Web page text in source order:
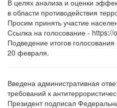
В целях анализа и оценки
в области противодействия
Просим принять участие
Ссылка на голосование -
Подведение итогов
20 февраля.
Введена административная
требований к
Президент подписал